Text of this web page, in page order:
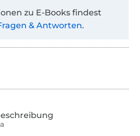
zu E-Books findest
& Antworten.